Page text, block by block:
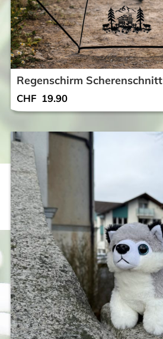
Regenschirm Scherenschnitt
CHF 19.90